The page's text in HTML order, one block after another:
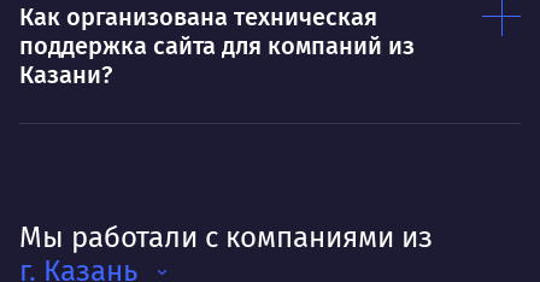
Как организована техническая
поддержка сайта для компаний из
Казани?
Мы работали с компаниями из
г. Казань